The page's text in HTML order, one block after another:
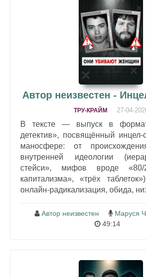
Автор неизвестен -
ТРУ-КРАЙМ 27-04-
В тексте — выпуск в
детектив», посвящённый
маносфере: от
внутренней идеологии
стейси», мифов вроде «80/
капитализма», «трёх
онлайн‑радикализация, обида,
Автор неизвестен
Маруся
49:14